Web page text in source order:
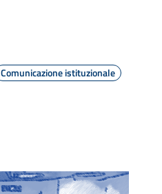
Comunicazione istituzionale